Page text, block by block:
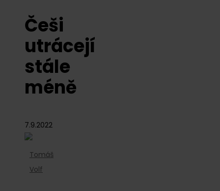
Češi
utrácejí
stále
méně
7.9.2022
Tomáš
Volf